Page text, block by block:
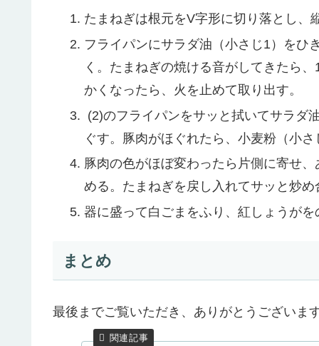
たまねぎは根元をV字形に切り落とし、
フライパンにサラダ油（小さじ1）をひ
く。たまねぎの焼ける音がしてきたら
かくなったら、火を止めて取り出す。
(2)のフライパンをサッと拭いてサラダ
ぐす。豚肉がほぐれたら、小麦粉（小
豚肉の色がほぼ変わったら片側に寄せ
める。たまねぎを戻し入れてサッと炒め
器に盛って白ごまをふり、紅しょうがを
まとめ
最後までご覧いただき、ありがとうございま